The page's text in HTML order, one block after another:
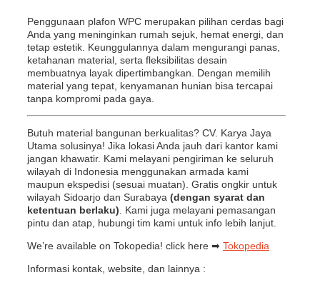
Penggunaan plafon WPC merupakan pilihan cerdas bagi
Anda yang meninginkan rumah sejuk, hemat energi, dan
tetap estetik. Keunggulannya dalam mengurangi panas,
ketahanan material, serta fleksibilitas desain
membuatnya layak dipertimbangkan. Dengan memilih
material yang tepat, kenyamanan hunian bisa tercapai
tanpa kompromi pada gaya.
Butuh material bangunan berkualitas? CV. Karya Jaya
Utama solusinya! Jika lokasi Anda jauh dari kantor kami
jangan khawatir. Kami melayani pengiriman ke seluruh
wilayah di Indonesia menggunakan armada kami
maupun ekspedisi (sesuai muatan). Gratis ongkir untuk
wilayah Sidoarjo dan Surabaya (dengan syarat dan
ketentuan berlaku) . Kami juga melayani pemasangan
pintu dan atap, hubungi tim kami untuk info lebih lanjut.
We’re available on Tokopedia! click here ➡ Tokopedia
Informasi kontak, website, dan lainnya :